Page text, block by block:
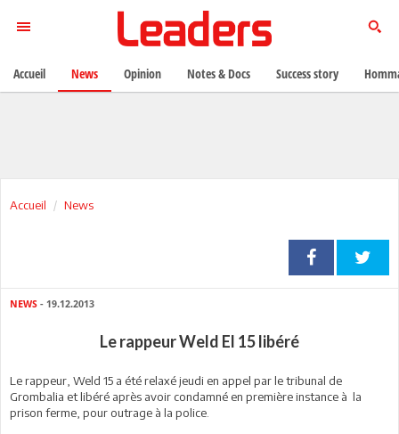
Accueil News
NEWS - 19.12.2013
Le rappeur Weld El 15 libéré
Le rappeur, Weld 15 a été relaxé jeudi en appel par le tribunal de
Grombalia et libéré après avoir condamné en première instance à la
prison ferme, pour outrage à la police.
Accueil News Opinion Notes & Docs Success story